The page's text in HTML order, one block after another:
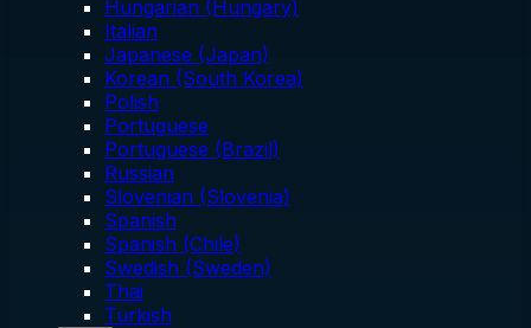
Hungarian (Hungary)
Italian
Japanese (Japan)
Korean (South Korea)
Polish
Portuguese
Portuguese (Brazil)
Russian
Slovenian (Slovenia)
Spanish
Spanish (Chile)
Swedish (Sweden)
Thai
Turkish